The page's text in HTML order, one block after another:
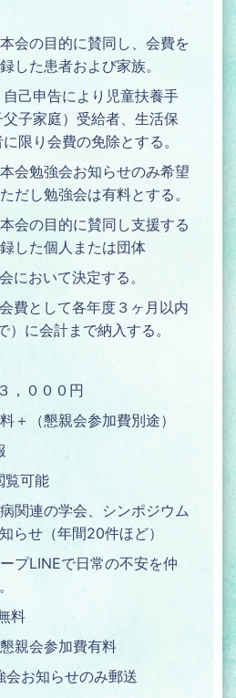
会の目的に賛同し、会費を
した患者および家族。
自己申告により児童扶養手
子家庭）受給者、生活保
限り会費の免除とする。
会勉強会お知らせのみ希望
だし勉強会は有料とする。
会の目的に賛同し支援する
した個人または団体
において決定する。
費として各年度３ヶ月以内
）に会計まで納入する。
，０００円
＋（懇親会参加費別途）
覧可能
関連の学会、シンポジウム
らせ（年間20件ほど）
プLINEで日常の不安を仲
料
親会参加費有料
会お知らせのみ郵送